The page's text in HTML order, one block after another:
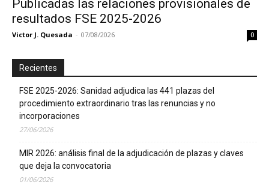
Publicadas las relaciones provisionales de
resultados FSE 2025-2026
Victor J. Quesada - 07/08/2026 0
Recientes
FSE 2025-2026: Sanidad adjudica las 441 plazas del
procedimiento extraordinario tras las renuncias y no
incorporaciones
27/06/2026
MIR 2026: análisis final de la adjudicación de plazas y claves
que deja la convocatoria
01/06/2026